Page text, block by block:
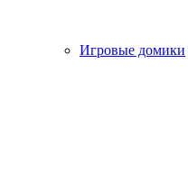
Игровые домики